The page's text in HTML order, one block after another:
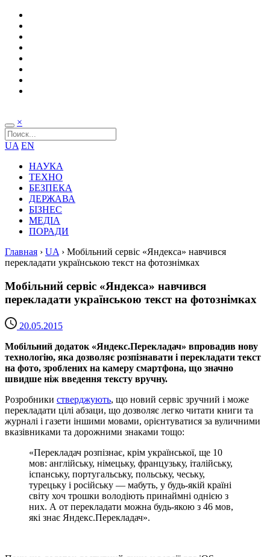
×
UA EN
НАУКА
ТЕХНО
БЕЗПЕКА
ДЕРЖАВА
БІЗНЕС
МЕДІА
ПОРАДИ
Главная › UA › Мобільний сервіс «Яндекса» навчився
перекладати українською текст на фотознімках
Мобільний сервіс «Яндекса» навчився
перекладати українською текст на фотознімках
20.05.2015
Мобільний додаток «Яндекс.Перекладач» впровадив нову
технологію, яка дозволяє розпізнавати і перекладати текст
на фото, зроблених на камеру смартфона, що значно
швидше ніж введення тексту вручну.
Розробники стверджують, що новий сервіс зручний і може
перекладати цілі абзаци, що дозволяє легко читати книги та
журналі і газети іншими мовами, орієнтуватися за вуличними
вказівниками та дорожними знаками тощо:
«Перекладач розпізнає, крім української, ще 10
мов: англійську, німецьку, французьку, італійську,
іспанську, португальську, польську, чеську,
турецьку і російську — мабуть, у будь-якій країні
світу хоч трошки володіють принаймні однією з
них. А от перекладати можна будь-якою з 46 мов,
які знає Яндекс.Перекладач».